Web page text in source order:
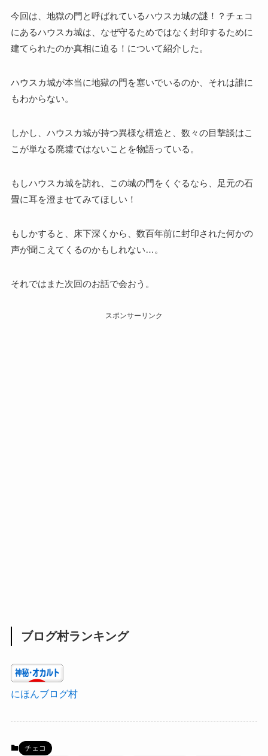
今回は、地獄の門と呼ばれているハウスカ城の謎！？チェコ
にあるハウスカ城は、なぜ守るためではなく封印するために
建てられたのか真相に迫る！について紹介した。
ハウスカ城が本当に地獄の門を塞いでいるのか、それは誰に
もわからない。
しかし、ハウスカ城が持つ異様な構造と、数々の目撃談はこ
こが単なる廃墟ではないことを物語っている。
もしハウスカ城を訪れ、この城の門をくぐるなら、足元の石
畳に耳を澄ませてみてほしい！
もしかすると、床下深くから、数百年前に封印された何かの
声が聞こえてくるのかもしれない…。
それではまた次回のお話で会おう。
スポンサーリンク
ブログ村ランキング
にほんブログ村
チェコ